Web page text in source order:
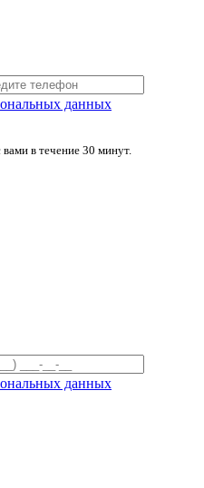
данных
в течение 30 минут.
данных